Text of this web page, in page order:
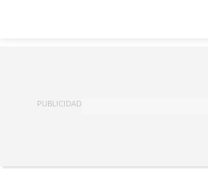
PUBLICIDAD